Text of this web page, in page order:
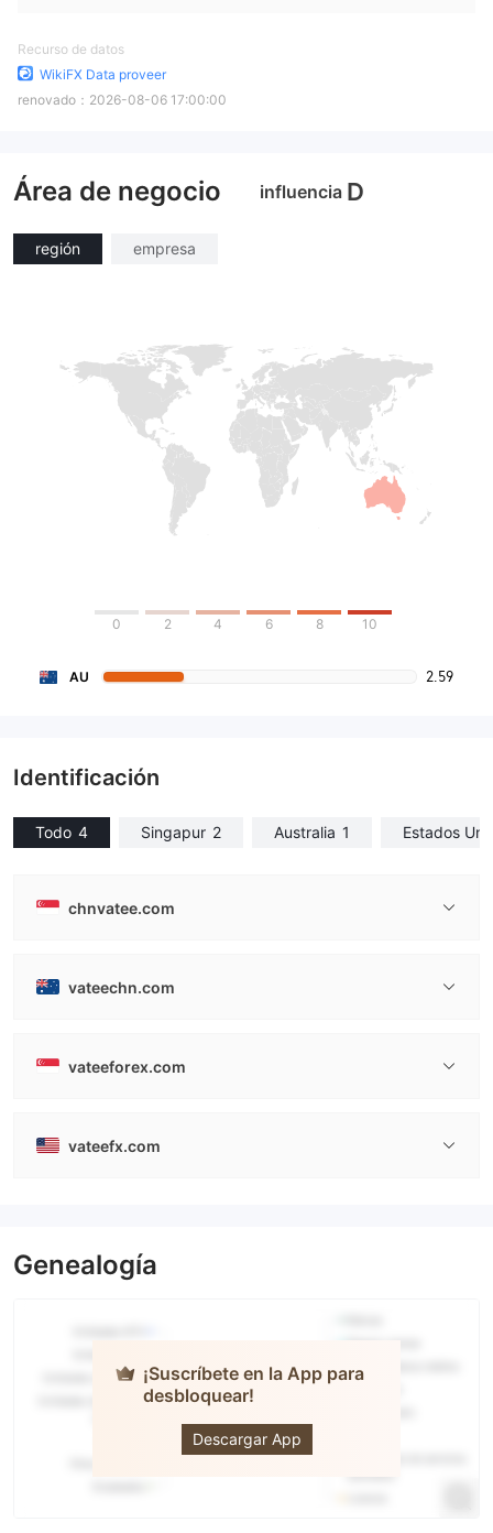
Recurso de datos
WikiFX Data proveer
renovado： 2026-08-06 17:00:00
Área de negocio influencia D
región empresa
0 2 4 6 8 10
AU 2.59
Identificación
Todo 4 Singapur 2 Australia 1 Estados
chnvatee.com
vateechn.com
vateeforex.com
vateefx.com
Genealogía
¡Suscríbete en la App para
desbloquear!
Descargar App